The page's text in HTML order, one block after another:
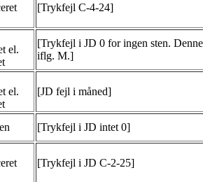
[Trykfejl C-4-24]
[Trykfejl i JD 0 for ingen sten.
iflg. M.]
[JD fejl i måned]
[Trykfejl i JD intet 0]
[Trykfejl i JD C-2-25]